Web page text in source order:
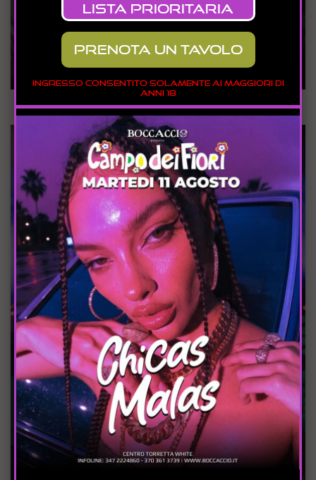
Martedì 28 Luglio 2026
CAMPO DEI FIORI - CHICAS MALAS
lista prioritaria
prenota un tavolo
INGRESSO CONSENTITO SOLAMENTE AI MAGGIORI DI
ANNI 18